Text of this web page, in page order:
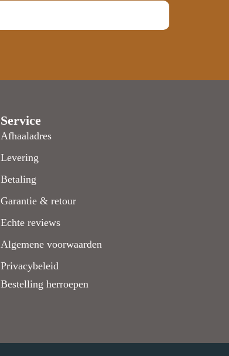
Service
Afhaaladres
Levering
Betaling
Garantie & retour
Echte reviews
Algemene voorwaarden
Privacybeleid
Bestelling herroepen